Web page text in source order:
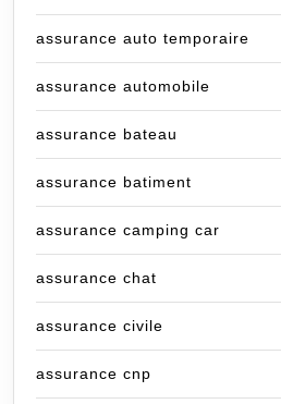
assurance auto temporaire
assurance automobile
assurance bateau
assurance batiment
assurance camping car
assurance chat
assurance civile
assurance cnp